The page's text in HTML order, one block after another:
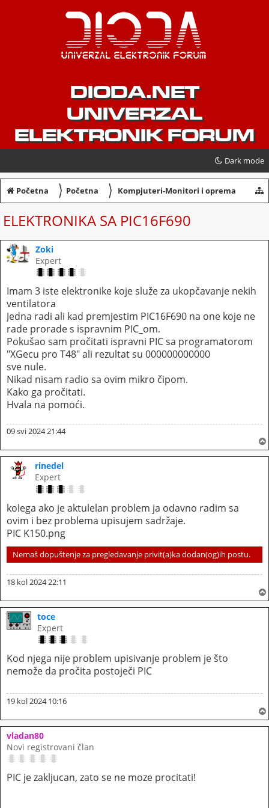
DIODA.NET
UNIVERZAL
ELEKTRONIK FORUM
Dark mode
Početna 〉 Početna 〉 Kompjuteri-Monitori i oprema
ELEKTRONIKA SA PIC16F690
Zoki
Expert
Imam 3 iste elektronike koje služe za ukopčavanje nekih
ventilatora
Jedna radi ali kad premjestim PIC16F690 na one koje ne
rade prorade s ispravnim PIC_om.
Pokušao sam pročitati ispravni PIC sa programatorom
"XGecu pro T48" ali rezultat su 000000000000
sve nule.
Nikad nisam radio sa ovim mikro čipom.
Kako ga pročitati.
Hvala na pomoći.
09 svi 2024 21:44
rinedel
Expert
kolega ako je aktulelan problem ja odavno radim sa
ovim i bez problema upisujem sadržaje.
PIC K150.png
Nemaš dopuštenje za pregledavanje privit(a)ka dodan(og)ih postu.
18 kol 2024 22:11
toce
Expert
Kod njega nije problem upisivanje problem je što
nemože da pročita postoječi PIC
19 kol 2024 10:16
vladan80
Novi registrovani član
PIC je zakljucan, zato se ne moze procitati!